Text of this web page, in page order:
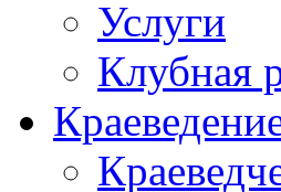
Услуги
Клубная